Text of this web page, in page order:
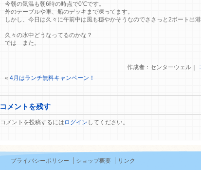
今朝の気温も朝6時の時点で0℃です。
外のテーブルや車、船のデッキまで凍ってます。
しかし、今日は久々に午前中は風も穏やかそうなのでささっと2ボート出港
久々の水中どうなってるのかな？
では また。
作成者：センターウェル｜
«4月はランチ無料キャンペーン！
コメントを残す
コメントを投稿するには ログイン してください。
プライバシーポリシー ショップ概要 リンク